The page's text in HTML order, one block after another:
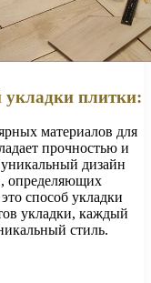
укладки плитки:
материалов для
прочностью и
дизайн
определяющих
способ укладки
укладки, каждый
стиль.